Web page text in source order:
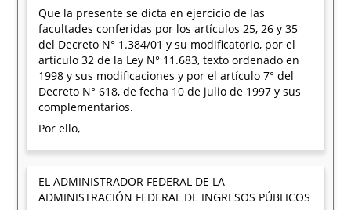
Que la presente se dicta en ejercicio de las
facultades conferidas por los artículos 25, 26 y 35
del Decreto N° 1.384/01 y su modificatorio, por el
artículo 32 de la Ley N° 11.683, texto ordenado en
1998 y sus modificaciones y por el artículo 7° del
Decreto N° 618, de fecha 10 de julio de 1997 y sus
complementarios.
Por ello,
EL ADMINISTRADOR FEDERAL DE LA
ADMINISTRACIÓN FEDERAL DE INGRESOS PÚBLICOS